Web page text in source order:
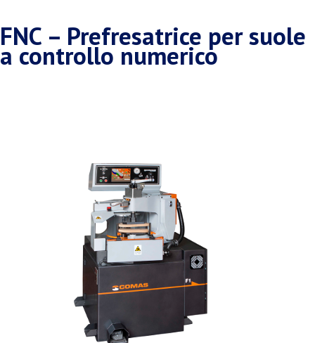
FNC – Prefresatrice per suole
a controllo numerico